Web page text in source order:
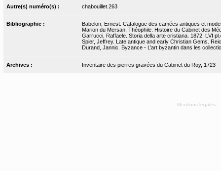
Autre(s) numéro(s) : chabouillet.263
Bibliographie :
Babelon, Ernest. Catalogue des camées antiques et
Marion du Mersan, Théophile. Histoire du Cabinet des
Garrucci, Raffaele. Storia della arte cristiana. 1872, t.VI
Spier, Jeffrey. Late antique and early Christian Gems.
Durand, Jannic. Byzance - L’art byzantin dans les
Archives : Inventaire des pierres gravées du Cabinet du Roy, 1723
Mentions légales